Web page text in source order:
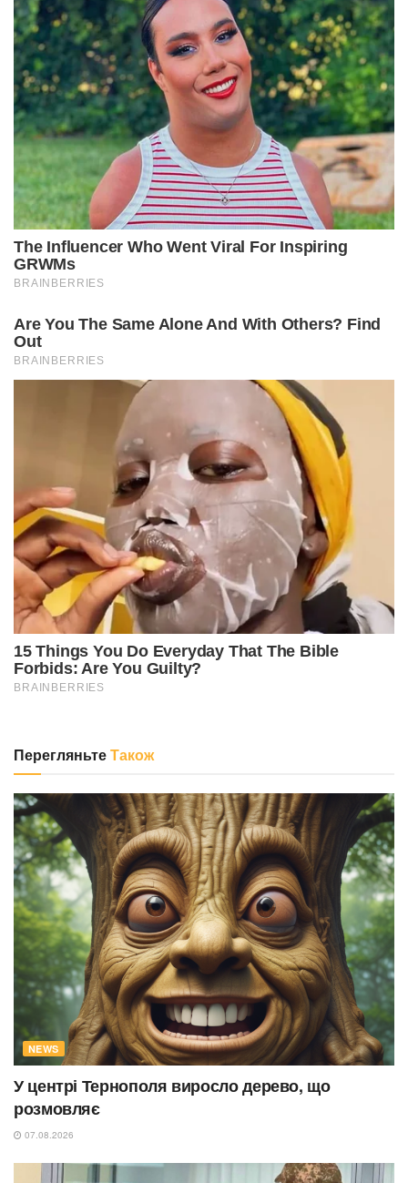
ПерегляньтеТакож
NEWS
У центрі Тернополя виросло дерево, що
розмовляє
07.08.2026